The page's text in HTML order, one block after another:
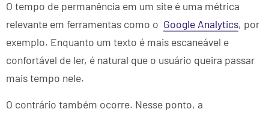
O tempo de permanência em um site é uma métrica
relevante em ferramentas como o Google Analytics, por
exemplo. Enquanto um texto é mais escaneável e
confortável de ler, é natural que o usuário queira passar
mais tempo nele.
O contrário também ocorre. Nesse ponto, a